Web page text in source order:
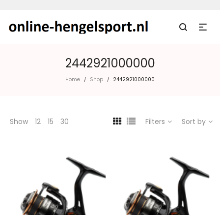
2442921000000
Home / Shop / 2442921000000
Show 12 15 30 Filters Sort by